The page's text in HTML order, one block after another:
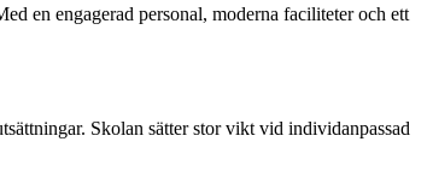
en engagerad personal, moderna faciliteter och ett
Skolan sätter stor vikt vid individanpassad